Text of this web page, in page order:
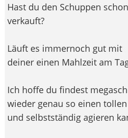
Hast du den Schuppen schon
verkauft?
Läuft es immernoch gut mit
deiner einen Mahlzeit am
Ich hoffe du findest
wieder genau so einen
und selbstständig agieren